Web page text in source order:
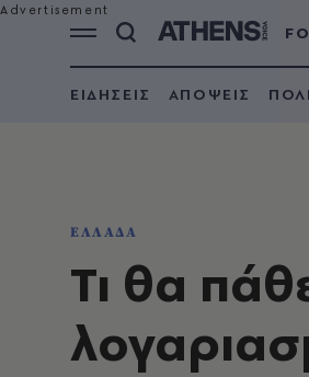
ΕΙΔΗΣΕΙΣ ΑΠΟΨΕΙΣ
ΕΛΛΑΔΑ
Τι θα